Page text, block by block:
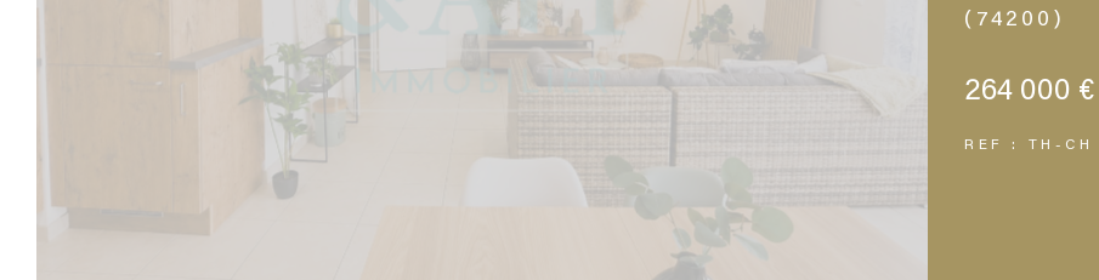
(74200)
264 000 €
REF : TH-CH